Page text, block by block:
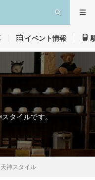
イベント情報
タイルです。
天神スタイル